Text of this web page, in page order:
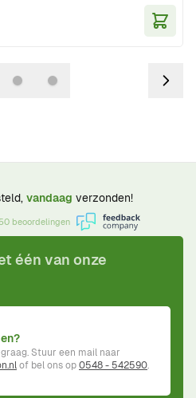
vandaag verzonden!
beoordelingen
één van onze
Stuur een mail naar
of bel ons op0548 - 542590.